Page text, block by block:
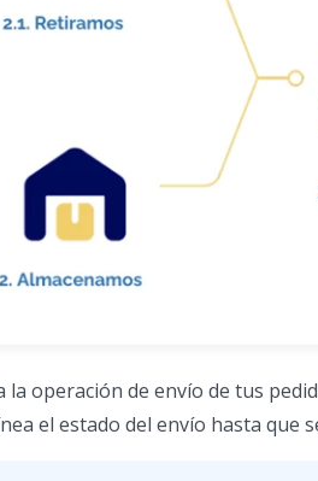
la operación de envío de tus
el estado del envío hasta que